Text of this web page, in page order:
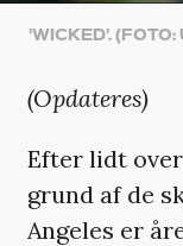
'WICKED'. (FOTO:
(Opdateres)
Efter lidt
grund af de
Angeles er